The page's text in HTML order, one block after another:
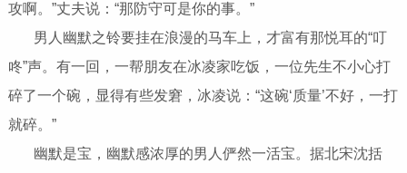
攻啊。”丈夫说：“那防守可是你的事。”
男人幽默之铃要挂在浪漫的马车上，才富有那悦耳的“叮
咚”声。有一回，一帮朋友在冰凌家吃饭，一位先生不小心打
碎了一个碗，显得有些发窘，冰凌说：“这碗‘质量’不好，一打
就碎。”
幽默是宝，幽默感浓厚的男人俨然一活宝。据北宋沈括